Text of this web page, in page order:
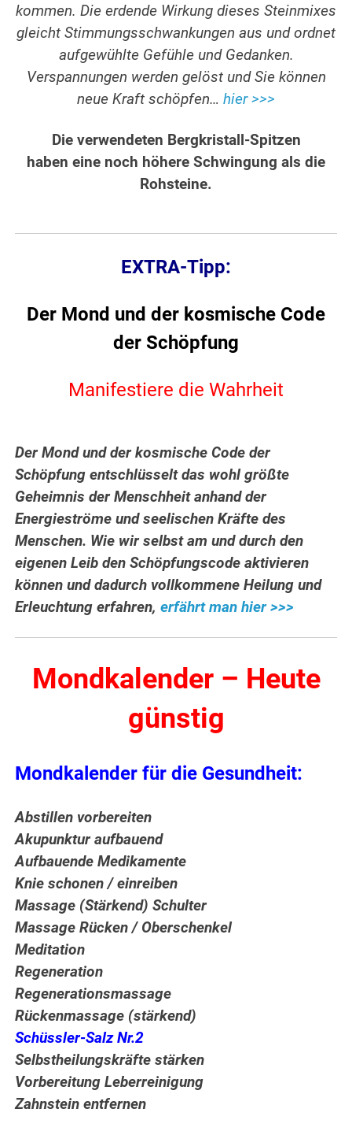
kommen. Die erdende Wirkung dieses Steinmixes
gleicht Stimmungsschwankungen aus und ordnet
aufgewühlte Gefühle und Gedanken.
Verspannungen werden gelöst und Sie können
neue Kraft schöpfen… hier >>>
Die verwendeten Bergkristall-Spitzen
haben eine noch höhere Schwingung als die
Rohsteine.
EXTRA-Tipp:
Der Mond und der kosmische Code
der Schöpfung
Manifestiere die Wahrheit
Der Mond und der kosmische Code der
Schöpfung entschlüsselt das wohl größte
Geheimnis der Menschheit anhand der
Energieströme und seelischen Kräfte des
Menschen. Wie wir selbst am und durch den
eigenen Leib den Schöpfungscode aktivieren
können und dadurch vollkommene Heilung und
Erleuchtung erfahren,erfährt man hier >>>
Mondkalender – Heute
günstig
Mondkalender für die Gesundheit:
Abstillen vorbereiten
Akupunktur aufbauend
Aufbauende Medikamente
Knie schonen / einreiben
Massage (Stärkend) Schulter
Massage Rücken / Oberschenkel
Meditation
Regeneration
Regenerationsmassage
Rückenmassage (stärkend)
Schüssler-Salz Nr.2
Selbstheilungskräfte stärken
Vorbereitung Leberreinigung
Zahnstein entfernen